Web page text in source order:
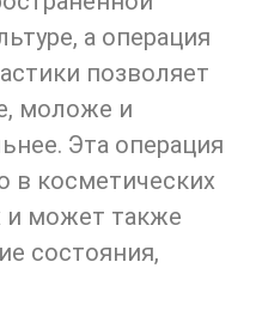
а операция
позволяет
моложе и
Эта операция
в косметических
и может также
состояния,